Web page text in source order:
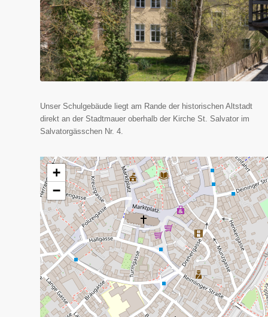
Unser Schulgebäude liegt am Rande der historischen Altstadt
direkt an der Stadtmauer oberhalb der Kirche St. Salvator im
Salvatorgässchen Nr. 4.
+
−